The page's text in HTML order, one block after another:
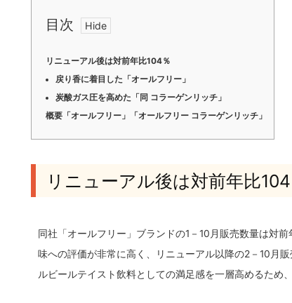
目次
リニューアル後は対前年比104％
戻り香に着目した「オールフリー」
炭酸ガス圧を高めた「同 コラーゲンリッチ」
概要「オールフリー」「オールフリー コラーゲンリッチ」
リニューアル後は対前年比104
同社「オールフリー」ブランドの1－10月販売数量は対
味への評価が非常に高く、リニューアル以降の2－10月
ルビールテイスト飲料としての満足感を一層高めるため